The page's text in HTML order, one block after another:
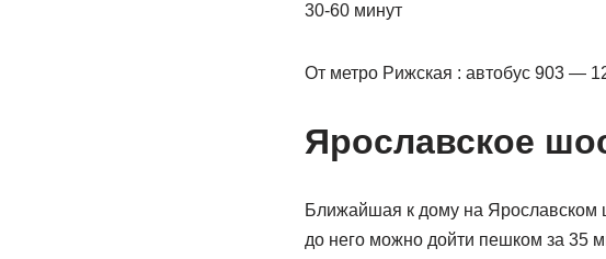
30-60 минут
От метро Рижская : автобус 903 —
Ярославское
Ближайшая к дому на Ярославском
до него можно дойти пешком за 35